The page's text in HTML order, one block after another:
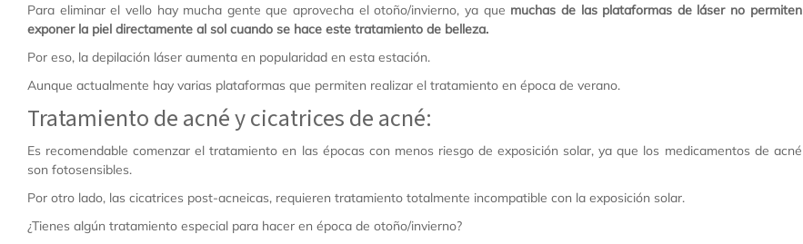
Para eliminar el vello hay mucha gente que aprovecha el otoño/invierno, ya que muchas de las plataformas de láser no permiten
exponer la piel directamente al sol cuando se hace este tratamiento de belleza.
Por eso, la depilación láser aumenta en popularidad en esta estación.
Aunque actualmente hay varias plataformas que permiten realizar el tratamiento en época de verano.
Tratamiento de acné y cicatrices de acné:
Es recomendable comenzar el tratamiento en las épocas con menos riesgo de exposición solar, ya que los medicamentos de acné
son fotosensibles.
Por otro lado, las cicatrices post-acneicas, requieren tratamiento totalmente incompatible con la exposición solar.
¿Tienes algún tratamiento especial para hacer en época de otoño/invierno?